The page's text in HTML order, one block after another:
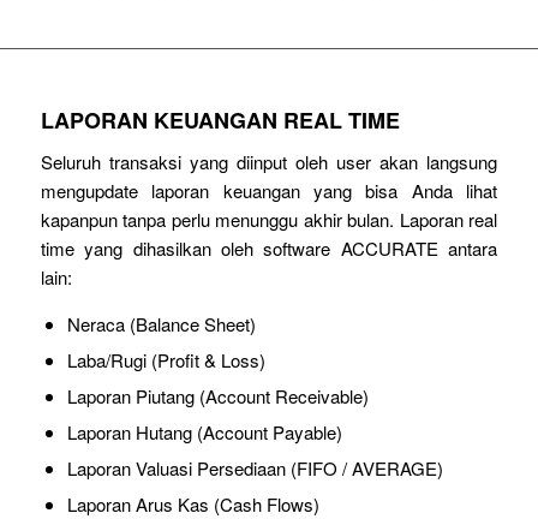
LAPORAN KEUANGAN REAL TIME
Seluruh transaksi yang diinput oleh user akan langsung
mengupdate laporan keuangan yang bisa Anda lihat
kapanpun tanpa perlu menunggu akhir bulan. Laporan real
time yang dihasilkan oleh software ACCURATE antara
lain:
Neraca (Balance Sheet)
Laba/Rugi (Profit & Loss)
Laporan Piutang (Account Receivable)
Laporan Hutang (Account Payable)
Laporan Valuasi Persediaan (FIFO / AVERAGE)
Laporan Arus Kas (Cash Flows)